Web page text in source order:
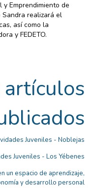
Emprendimiento de
Sandra realizará el
así como la
y FEDETO.
Juveniles - Noblejas
Juveniles - Los Yébenes
un espacio de aprendizaje,
y desarrollo personal